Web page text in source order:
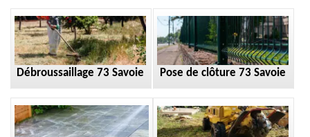
Débroussaillage 73 Savoie Pose de clôture 73 Savoie